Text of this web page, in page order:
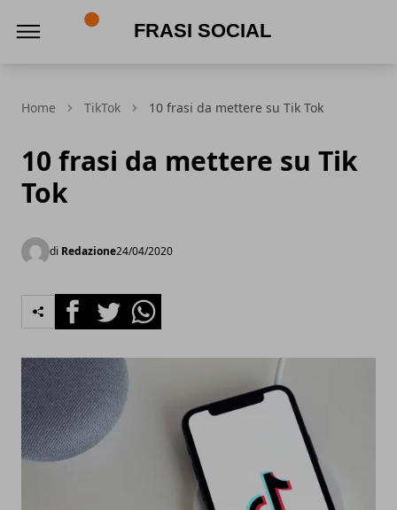
Home TikTok 10 frasi da mettere su Tik Tok
10 frasi da mettere su Tik
Tok
di Redazione24/04/2020
FacebookTwitterWhatsapp